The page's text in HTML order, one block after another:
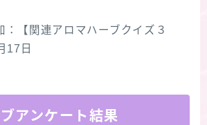
：【関連アロマハーブクイズ３
17日
アンケート結果